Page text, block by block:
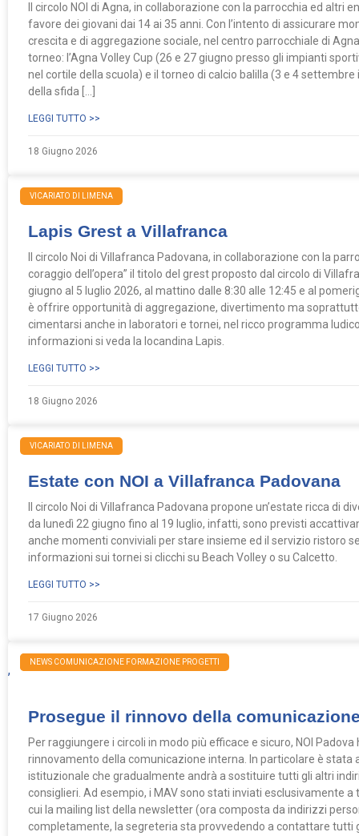
Il circolo NOI di Agna, in collaborazione con la parrocchia ed altri
favore dei giovani dai 14 ai 35 anni. Con l’intento di assicurare
crescita e di aggregazione sociale, nel centro parrocchiale di
torneo: l’Agna Volley Cup (26 e 27 giugno presso gli impianti
nel cortile della scuola) e il torneo di calcio balilla (3 e 4
della sfida […]
LEGGI TUTTO >>
18 Giugno 2026
VICARIATO DI LIMENA
Lapis Grest a Villafranca
Il circolo Noi di Villafranca Padovana, in collaborazione con la
coraggio dell’opera” il titolo del grest proposto dal circolo di
giugno al 5 luglio 2026, al mattino dalle 8:30 alle 12:45 e al
è offrire opportunità di aggregazione, divertimento ma
cimentarsi anche in laboratori e tornei, nel ricco programma
informazioni si veda la locandina Lapis.
LEGGI TUTTO >>
18 Giugno 2026
VICARIATO DI LIMENA
Estate con NOI a Villafranca Padovana
Il circolo Noi di Villafranca Padovana propone un’estate ricca di
da lunedì 22 giugno fino al 19 luglio, infatti, sono previsti
anche momenti conviviali per stare insieme ed il servizio ristoro
informazioni sui tornei si clicchi su Beach Volley o su Calcetto.
LEGGI TUTTO >>
17 Giugno 2026
NEWS
,
NEWS COMUNICAZIONE FORMAZIONE PROGETTI
Prosegue il rinnovo della
Per raggiungere i circoli in modo più efficace e sicuro, NOI
rinnovamento della comunicazione interna. In particolare è stata
istituzionale che gradualmente andrà a sostituire tutti gli altri
consiglieri. Ad esempio, i MAV sono stati inviati esclusivamente
cui la mailing list della newsletter (ora composta da indirizzi
completamente, la segreteria sta provvedendo a contattare tutti